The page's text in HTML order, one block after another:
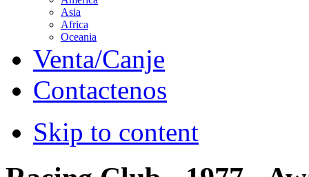
Asia
Africa
Oceania
Venta/Canje
Contactenos
Skip to content